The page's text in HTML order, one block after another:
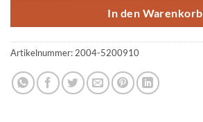
In den Warenkorb
Artikelnummer: 2004-5200910